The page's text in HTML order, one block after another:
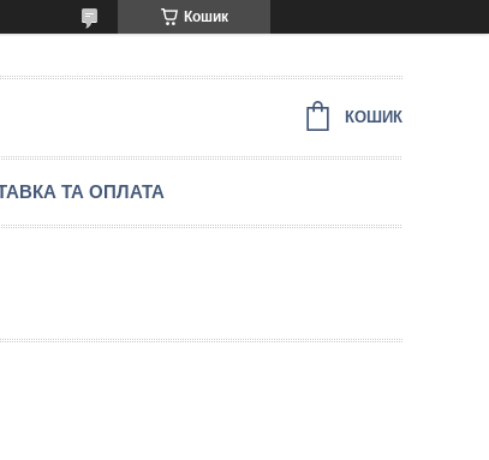
Кошик
КОШИК
ТА ОПЛАТА